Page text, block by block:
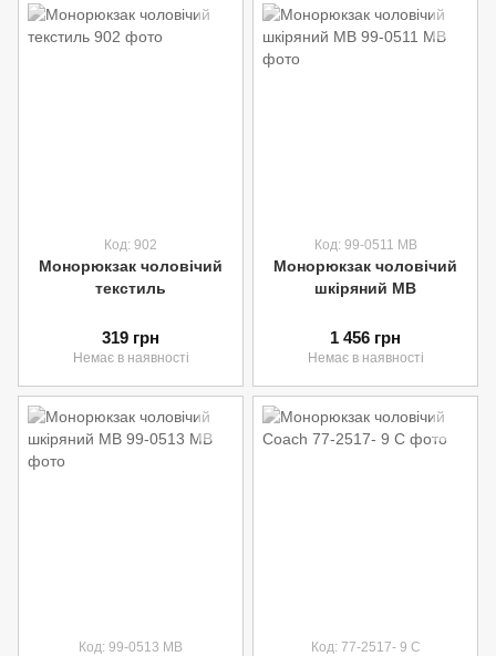
Код: 902
Moнoрюкзак чоловічий
текстиль
319 грн
Немає в наявності
Код: 99-0511 MB
Монорюкзак чоловічий
шкіряний MB
1 456 грн
Немає в наявності
Код: 99-0513 MB Код: 77-2517- 9 C